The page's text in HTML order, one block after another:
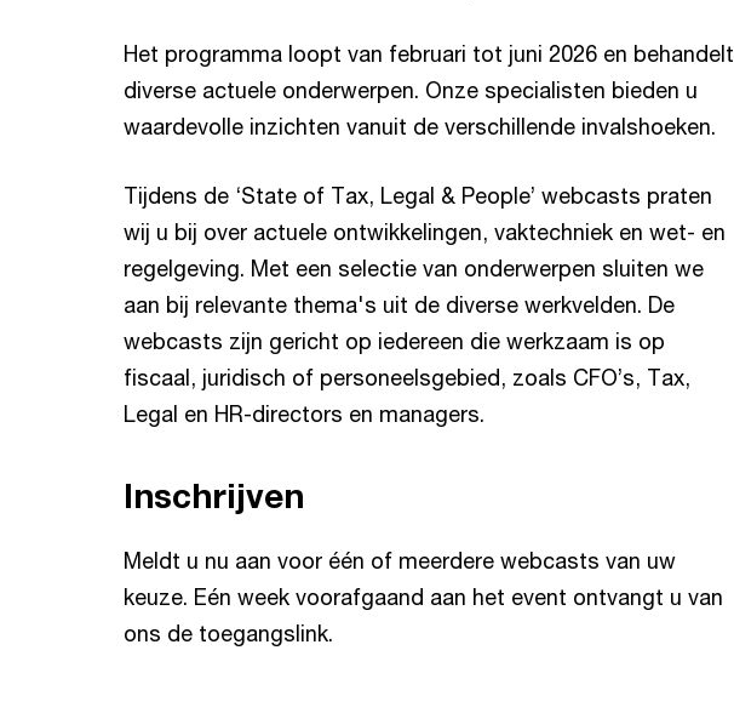
Het programma loopt van februari tot juni 2026 en behandelt
diverse actuele onderwerpen. Onze specialisten bieden u
waardevolle inzichten vanuit de verschillende invalshoeken.
Tijdens de ‘State of Tax, Legal & People’ webcasts praten
wij u bij over actuele ontwikkelingen, vaktechniek en wet- en
regelgeving. Met een selectie van onderwerpen sluiten we
aan bij relevante thema's uit de diverse werkvelden. De
webcasts zijn gericht op iedereen die werkzaam is op
fiscaal, juridisch of personeelsgebied, zoals CFO’s, Tax,
Legal en HR-directors en managers.
Inschrijven
Meldt u nu aan voor één of meerdere webcasts van uw
keuze. Eén week voorafgaand aan het event ontvangt u van
ons de toegangslink.